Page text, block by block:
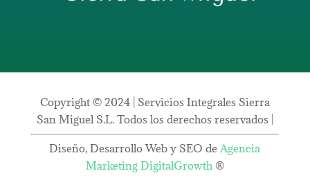
Copyright © 2024 | Servicios Integrales Sierra
San Miguel S.L. Todos los derechos reservados |
Diseño, Desarrollo Web y SEO deAgencia
Marketing DigitalGrowth®